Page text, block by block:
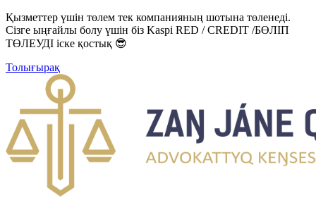
Қызметтер үшін төлем тек компанияның шотына төленеді.
Сізге ыңғайлы болу үшін біз Kaspi RED / CREDIT /БӨЛІП
ТӨЛЕУДІ іске қостық 😎
Толығырақ